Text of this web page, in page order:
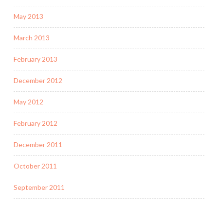
May 2013
March 2013
February 2013
December 2012
May 2012
February 2012
December 2011
October 2011
September 2011